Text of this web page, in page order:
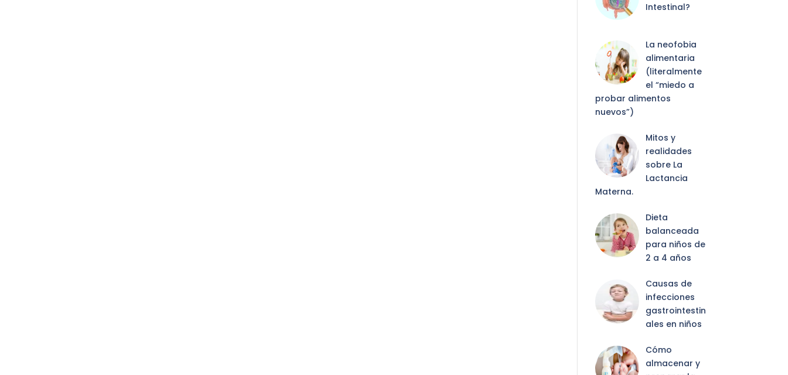
Intestinal?
La neofobia
alimentaria
(literalmente
el “miedo a
probar alimentos
nuevos”)
Mitos y
realidades
sobre La
Lactancia
Materna.
Dieta
balanceada
para niños de
2 a 4 años
Causas de
infecciones
gastrointestin
ales en niños
Cómo
almacenar y